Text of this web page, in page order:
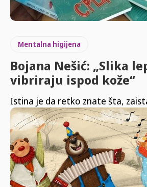
Mentalna higijena
Bojana Nešić: „Slika
vibriraju ispod kože“
Istina je da retko znate šta,